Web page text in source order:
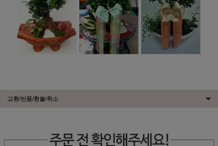
교환/반품/환불/취소